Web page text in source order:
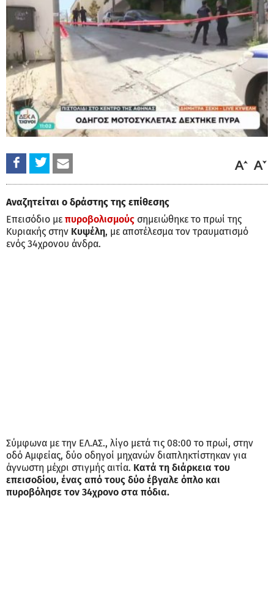
Αναζητείται ο δράστης της επίθεσης
Επεισόδιο με πυροβολισμούς σημειώθηκε το πρωί της
Κυριακής στην Κυψέλη, με αποτέλεσμα τον τραυματισμό
ενός 34χρονου άνδρα.
Σύμφωνα με την ΕΛ.ΑΣ., λίγο μετά τις 08:00 το πρωί, στην
οδό Αμφείας, δύο οδηγοί μηχανών διαπληκτίστηκαν για
άγνωστη μέχρι στιγμής αιτία. Κατά τη διάρκεια του
επεισοδίου, ένας από τους δύο έβγαλε όπλο και
πυροβόλησε τον 34χρονο στα πόδια.